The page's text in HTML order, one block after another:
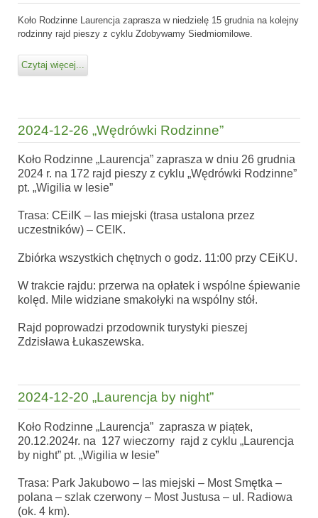
Koło Rodzinne Laurencja zaprasza w niedzielę 15 grudnia na kolejny
rodzinny rajd pieszy z cyklu Zdobywamy Siedmiomilowe.
Czytaj więcej...
2024-12-26 „Wędrówki Rodzinne”
Koło Rodzinne „Laurencja” zaprasza w dniu 26 grudnia
2024 r. na 172 rajd pieszy z cyklu „Wędrówki Rodzinne”
pt. „Wigilia w lesie”
Trasa: CEiIK – las miejski (trasa ustalona przez
uczestników) – CEIK.
Zbiórka wszystkich chętnych o godz. 11:00 przy CEiKU.
W trakcie rajdu: przerwa na opłatek i wspólne śpiewanie
kolęd. Mile widziane smakołyki na wspólny stół.
Rajd poprowadzi przodownik turystyki pieszej
Zdzisława Łukaszewska.
2024-12-20 „Laurencja by night”
Koło Rodzinne „Laurencja” zaprasza w piątek,
20.12.2024r. na 127 wieczorny rajd z cyklu „Laurencja
by night” pt. „Wigilia w lesie”
Trasa: Park Jakubowo – las miejski – Most Smętka –
polana – szlak czerwony – Most Justusa – ul. Radiowa
(ok. 4 km).